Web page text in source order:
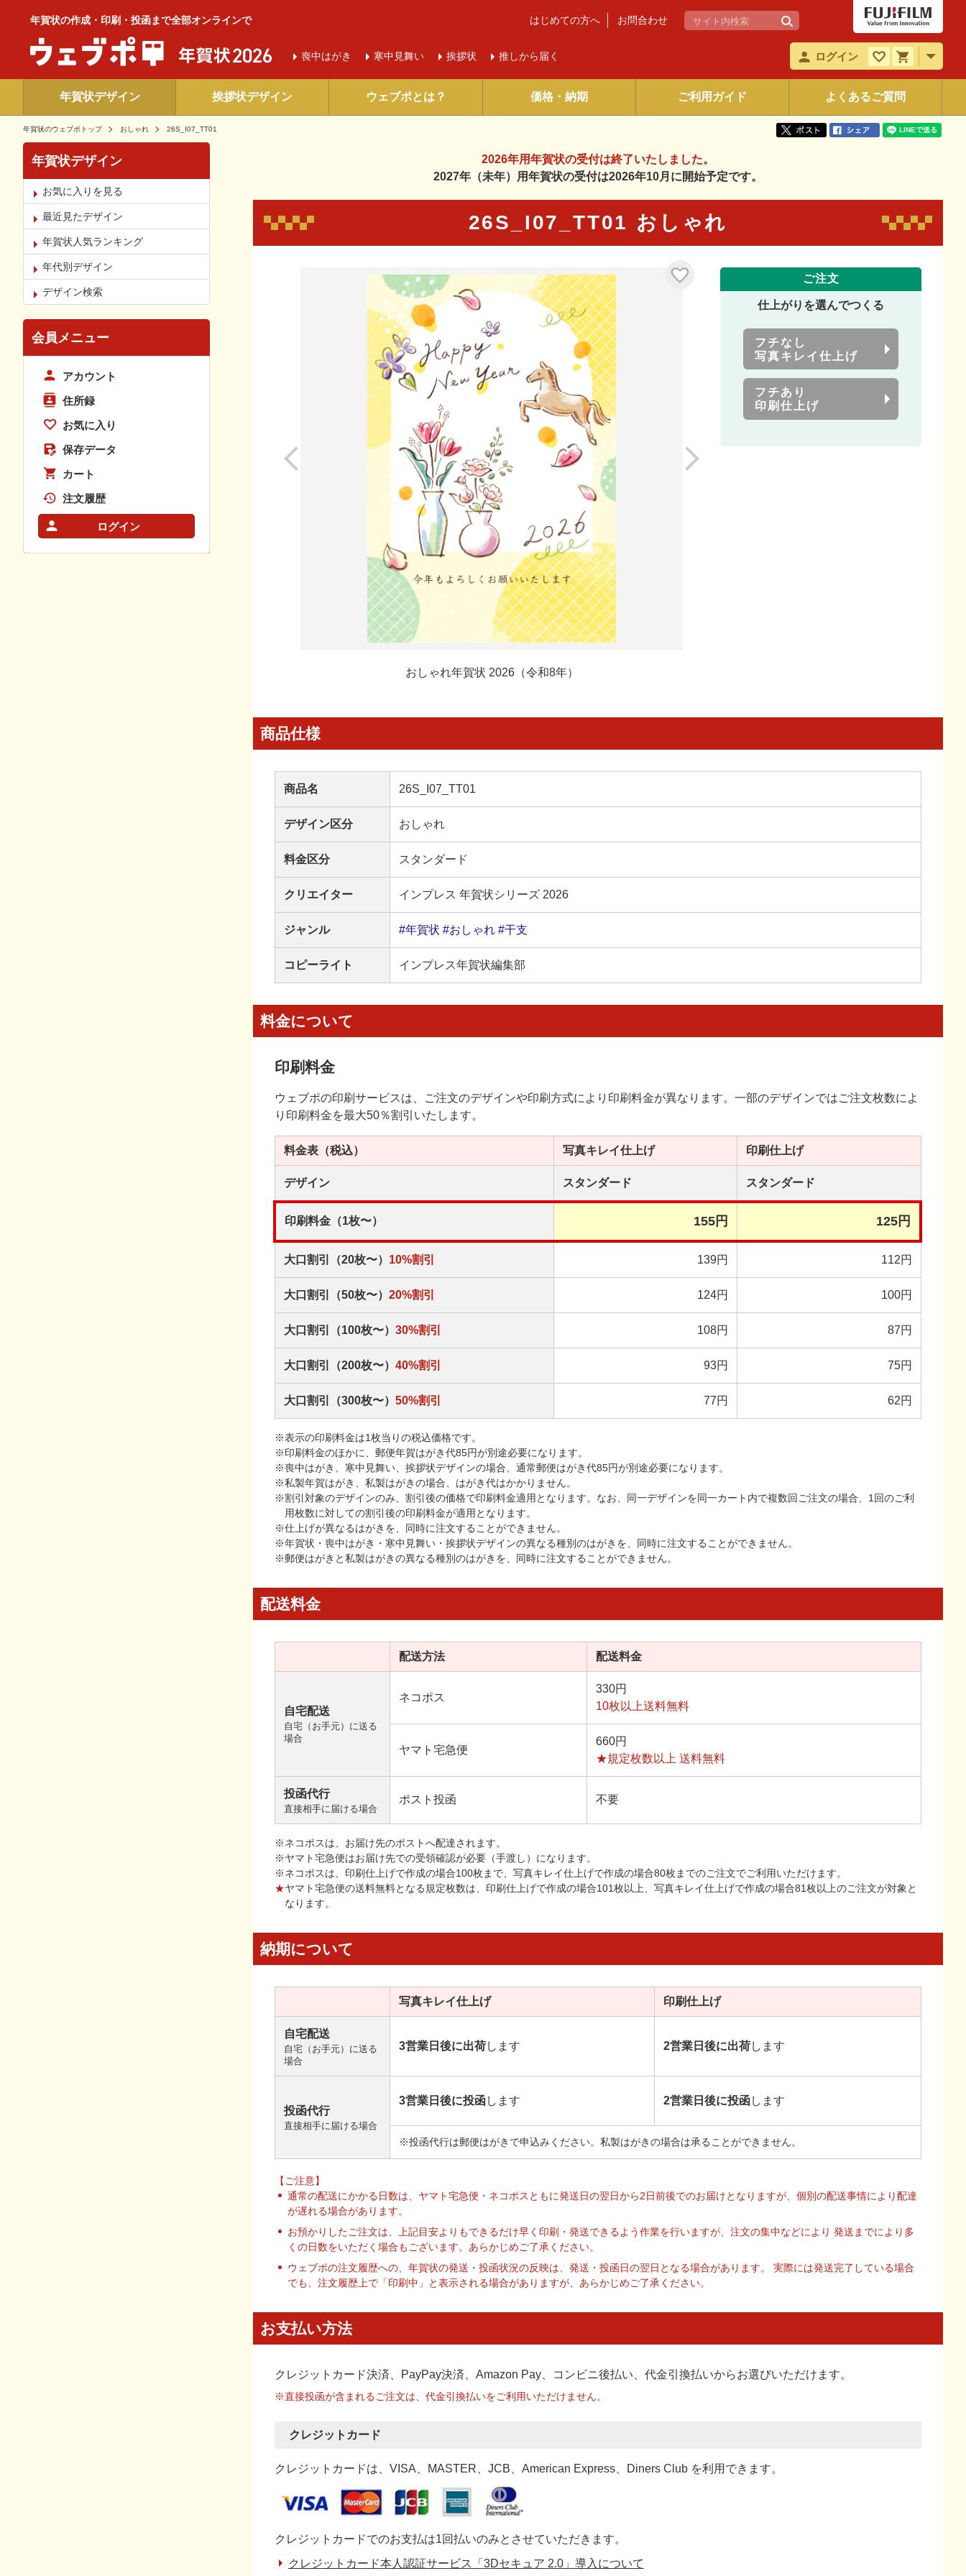
年賀状の作成・印刷・投函まで全部オンラインで
喪中はがき 寒中 見舞い 挨拶状 推しから届く
はじめての方へ お問合わせ
ログイン
年賀状デザイン 挨拶状デザイン ウェブポとは？ 価格・納期 ご利用ガイド よくあるご質問
年賀状のウェブポトップ おしゃれ 26S_I07_TT01
2026年用年賀状の受付は終了いたしました。
2027年（未年）用年賀状の受付は2026年10月に開始予定です。
26S_I07_TT01 おしゃれ
おしゃれ年賀状 2026（令和8年）
ご注文
仕上がりを選んでつくる
フチなし
写真キレイ仕上げ
フチあり
印刷仕上げ
商品仕様
商品名 26S_I07_TT01
デザイン区分 おしゃれ
料金区分 スタンダード
クリエイター インプレス 年賀状シリーズ 2026
ジャンル #年賀状 #おしゃれ #干支
コピーライト インプレス年賀状編集部
料金について
印刷料金
ウェブポの印刷サービスは、ご注文のデザインや印刷方式により印刷料金が異なります。一部のデザインではご注文枚数によ
り印刷料金を最大50％割引いたします。
料金表 （税込） 写真キレイ仕上げ 印刷仕上げ
デザイン スタンダード スタンダード
印刷料金（1枚〜） 155円 125円
大口割引（20枚〜） 10%割引 139円 112円
大口割引（50枚〜） 20%割引 124円 100円
大口割引（100枚〜） 30%割引 108円 87円
大口割引（200枚〜） 40%割引 93円 75円
大口割引（300枚〜） 50%割引 77円 62円
※表示の印刷料金は1枚当りの税込価格です。
※印刷料金のほかに、郵便年賀はがき代85円が別途必要になります。
※喪中はがき、寒中見舞い、挨拶状デザインの場合、通常郵便はがき代85円が別途必要になります。
※私製年賀はがき、私製はがきの場合、はがき代はかかりません。
※割引対象のデザインのみ、割引後の価格で印刷料金適用となります。なお、同一デザインを同一カート内で複数回ご注文の場合、1回のご利
用枚数に対しての割引後の印刷料金が適用となります。
※仕上げが異なるはがきを、同時に注文することができません。
※年賀状・喪中はがき・寒中見舞い・挨拶状デザインの異なる種別のはがきを、同時に注文することができません。
※郵便はがきと私製はがきの異なる種別のはがきを、同時に注文することができません。
配送料金
配送方法 配送料金
自宅配送
自宅（お手元）に送る
場合
ネコポス
330円
10枚以上送料無料
ヤマト宅急便
660円
★規定枚数以上 送料無料
投函代行
直接相手に届ける場合
ポスト投函 不要
※ネコポスは、お届け先のポストへ配達されます。
※ヤマト宅急便はお届け先での受領確認が必要（手渡し）になります。
※ネコポスは、印刷仕上げで作成の場合100枚まで、写真キレイ仕上げで作成の場合80枚までのご注文でご利用いただけます。
★ヤマト宅急便の送料無料となる規定枚数は、印刷仕上げで作成の場合101枚以上、写真キレイ仕上げで作成の場合81枚以上のご注文が対象と
なります。
納期について
写真キレイ仕上げ 印刷仕上げ
自宅配送
自宅（お手元）に送る
場合
3営業日後に出荷します 2営業日後に出荷します
投函代行
直接相手に届ける場合
3営業日後に投函します 2営業日後に投函します
※投函代行は郵便はがきで申込みください。私製はがきの場合は承ることができません。
【ご注意】
通常の配送にかかる日数は、ヤマト宅急便・ネコポスともに発送日の翌日から2日前後でのお届けとなりますが、個別の配送事情により配達
が遅れる場合があります。
お預かりしたご注文は、上記目安よりもできるだけ早く印刷・発送できるよう作業を行いますが、注文の集中などにより 発送までにより多
くの日数をいただく場合もございます。あらかじめご了承ください。
ウェブポの注文履歴への、年賀状の発送・投函状況の反映は、発送・投函日の翌日となる場合があります。 実際には発送完了している場合
でも、注文履歴上で「印刷中」と表示される場合がありますが、あらかじめご了承ください。
お支払い方法
クレジットカード決済、PayPay決済 、Amazon Pay、コンビニ後払い、代金引換払いからお選びいただけます。
※直接投函が含まれるご注文は、代金引換払いをご利用いただけません。
クレジットカード
クレジットカードは、VISA、MASTER、JCB、American Express、Diners Club を利用できます。
クレジットカードでのお支払は1回払いのみとさせていただきます。
クレジットカード本人認証サービス「3Dセキュア 2.0」導入について
年賀状デザイン
お気に入りを見る
最近見たデザイン
年賀状人気ランキング
年代別デザイン
デザイン検索
会員メニュー
アカウント
住所録
お気に入り
保存データ
カート
注文履歴
ログイン